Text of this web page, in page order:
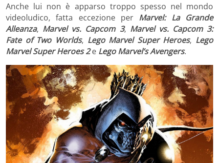
Anche lui non è apparso troppo spesso nel mondo
videoludico, fatta eccezione per Marvel: La Grande
Alleanza, Marvel vs. Capcom 3, Marvel vs. Capcom 3:
Fate of Two Worlds, Lego Marvel Super Heroes, Lego
Marvel Super Heroes 2e Lego Marvel’s Avengers.